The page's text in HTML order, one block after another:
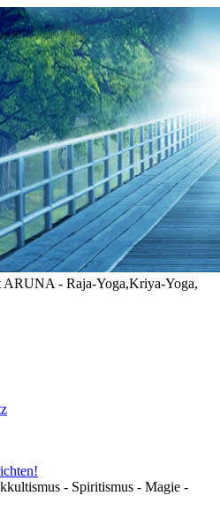
ARUNA - Raja-Yoga,Kriya-Yoga,
- Spiritismus - Magie -